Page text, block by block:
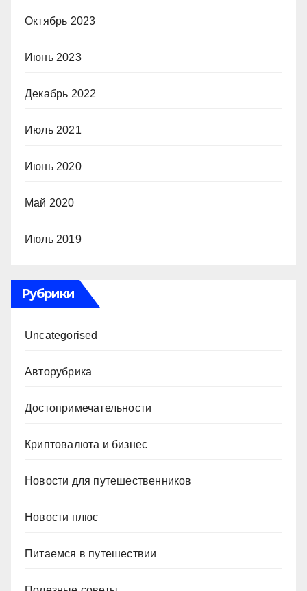
Октябрь 2023
Июнь 2023
Декабрь 2022
Июль 2021
Июнь 2020
Май 2020
Июль 2019
Рубрики
Uncategorised
Авторубрика
Достопримечательности
Криптовалюта и бизнес
Новости для путешественников
Новости плюс
Питаемся в путешествии